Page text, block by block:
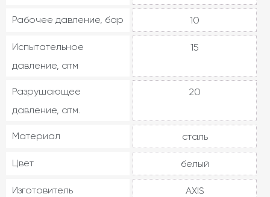
Рабочее давление, бар 10
Испытательное
давление, атм
15
Разрушающее
давление, атм.
20
Материал сталь
Цвет белый
Изготовитель AXIS